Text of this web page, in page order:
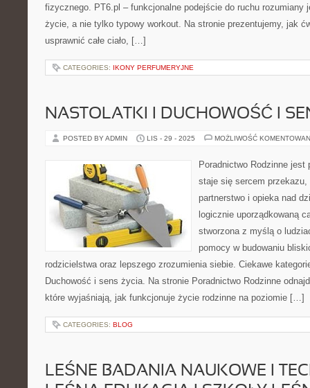
fizycznego. PT6.pl – funkcjonalne podejście do ruchu rozumiany
życie, a nie tylko typowy workout. Na stronie prezentujemy, jak
usprawnić całe ciało, […]
CATEGORIES: IKONY PERFUMERYJNE
NASTOLATKI I DUCHOWOŚĆ I
POSTED BY ADMIN LIS - 29 - 2025 MOŻLIWOŚĆ
Poradnictwo Rodzinne
staje się sercem
partnerstwo i opieka nad
logicznie uporządkowaną
stworzona z myślą o
pomocy w budowaniu
rodzicielstwa oraz lepszego zrozumienia siebie. Ciekawe
Duchowość i sens życia. Na stronie Poradnictwo Rodzinne
które wyjaśniają, jak funkcjonuje życie rodzinne na poziomie […]
CATEGORIES: BLOG
LEŚNE BADANIA NAUKOWE I